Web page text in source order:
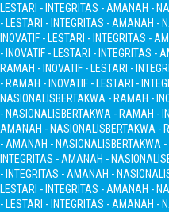
LESTARI - INTEGRITAS - AMANAH -
- LESTARI - INTEGRITAS - AMANAH -
INOVATIF - LESTARI - INTEGRITAS -
- INOVATIF - LESTARI - INTEGRITAS -
RAMAH - INOVATIF - LESTARI -
- RAMAH - INOVATIF - LESTARI -
NASIONALISBERTAKWA - RAMAH -
- NASIONALISBERTAKWA - RAMAH -
AMANAH - NASIONALISBERTAKWA -
- AMANAH - NASIONALISBERTAKWA
INTEGRITAS - AMANAH - NASIONALIS
- INTEGRITAS - AMANAH -
LESTARI - INTEGRITAS - AMANAH -
- LESTARI - INTEGRITAS - AMANAH -